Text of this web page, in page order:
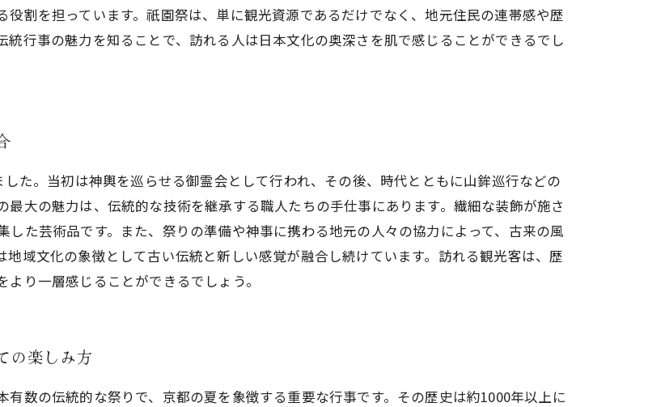
割を担っています。祇園祭は、単に観光資源であるだけでなく、地元住民の連帯感や歴
行事の魅力を知ることで、訪れる人は日本文化の奥深さを肌で感じることができるでし
た。当初は神輿を巡らせる御霊会として行われ、その後、時代とともに山鉾巡行などの
大の魅力は、伝統的な技術を継承する職人たちの手仕事にあります。繊細な装飾が施さ
た芸術品です。また、祭りの準備や神事に携わる地元の人々の協力によって、古来の風
域文化の象徴として古い伝統と新しい感覚が融合し続けています。訪れる観光客は、歴
り一層感じることができるでしょう。
の楽しみ方
数の伝統的な祭りで、京都の夏を象徴する重要な行事です。その歴史は約1000年以上に